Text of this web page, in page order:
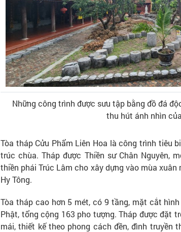
Những công trình được sưu tập bằng đồ đá
thu hút ánh nhìn
Tòa tháp Cửu Phẩm Liên Hoa là công trình tiêu
trúc chùa. Tháp được Thiền sư Chân Nguyên,
thiền phái Trúc Lâm cho xây dựng vào mùa
Hy Tông.
Tòa tháp cao hơn 5 mét, có 9 tầng, mặt cắt
Phật, tổng cộng 163 pho tượng. Tháp được đặt
mái, thiết kế theo phong cách đền, đình truyền